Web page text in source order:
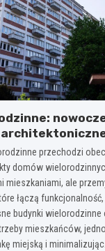
przechodzi
domów
mieszkaniami, ale
łączą
budynki wielorodzinne
mieszkańców,
miejską i minimalizując…